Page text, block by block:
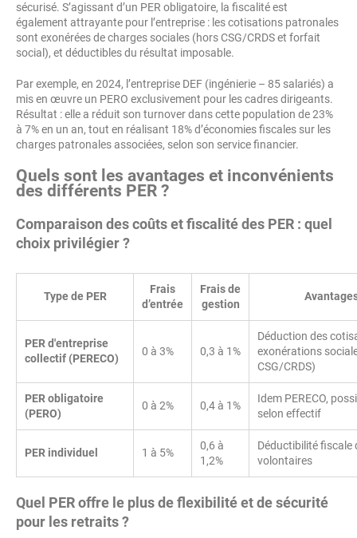
sécurisé. S’agissant d’un PER obligatoire, la fiscalité est
également attrayante pour l’entreprise : les cotisations patronales
sont exonérées de charges sociales (hors CSG/CRDS et forfait
social), et déductibles du résultat imposable.
Par exemple, en 2024, l’entreprise DEF (ingénierie – 85 salariés) a
mis en œuvre un PERO exclusivement pour les cadres dirigeants.
Résultat : elle a réduit son turnover dans cette population de 23%
à 7% en un an, tout en réalisant 18% d’économies fiscales sur les
charges patronales associées, selon son service financier.
Quels sont les avantages et inconvénients
des différents PER ?
Comparaison des coûts et fiscalité des PER : quel
choix privilégier ?
Type de PER
Frais
d’entrée
Frais de
gestion
PER d'entreprise
collectif (PERECO)
0 à 3% 0,3 à 1%
Déduction des
exonérations
CSG/CRDS)
PER obligatoire
(PERO)
0 à 2% 0,4 à 1%
Idem PERECO,
selon effectif
PER individuel 1 à 5%
0,6 à
1,2%
Déductibilité fiscale
volontaires
Quel PER offre le plus de flexibilité et de sécurité
pour les retraits ?